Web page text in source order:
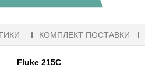
КОМПЛЕКТ ПОСТАВКИ
Fluke 215C